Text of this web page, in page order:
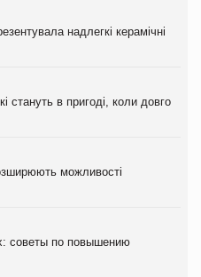
надлегкі керамічні
стануть в пригоді, коли довго
можливості
советы по повышению